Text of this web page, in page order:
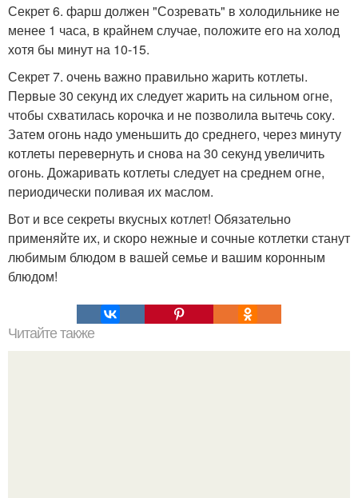
Секрет 6. фарш должен "Созревать" в холодильнике не
менее 1 часа, в крайнем случае, положите его на холод
хотя бы минут на 10-15.
Секрет 7. очень важно правильно жарить котлеты.
Первые 30 секунд их следует жарить на сильном огне,
чтобы схватилась корочка и не позволила вытечь соку.
Затем огонь надо уменьшить до среднего, через минуту
котлеты перевернуть и снова на 30 секунд увеличить
огонь. Дожаривать котлеты следует на среднем огне,
периодически поливая их маслом.
Вот и все секреты вкусных котлет! Обязательно
применяйте их, и скоро нежные и сочные котлетки станут
любимым блюдом в вашей семье и вашим коронным
блюдом!
Читайте также